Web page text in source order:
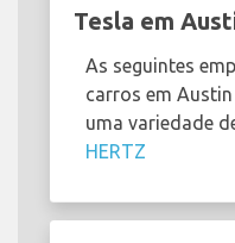
Tesla em
As seguintes
carros em
uma variedade
HERTZ